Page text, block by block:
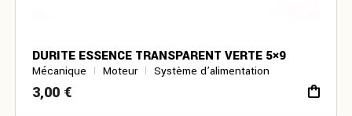
DURITE ESSENCE TRANSPARENT VERTE 5×9
Mécanique Moteur Système d’alimentation
3,00 €